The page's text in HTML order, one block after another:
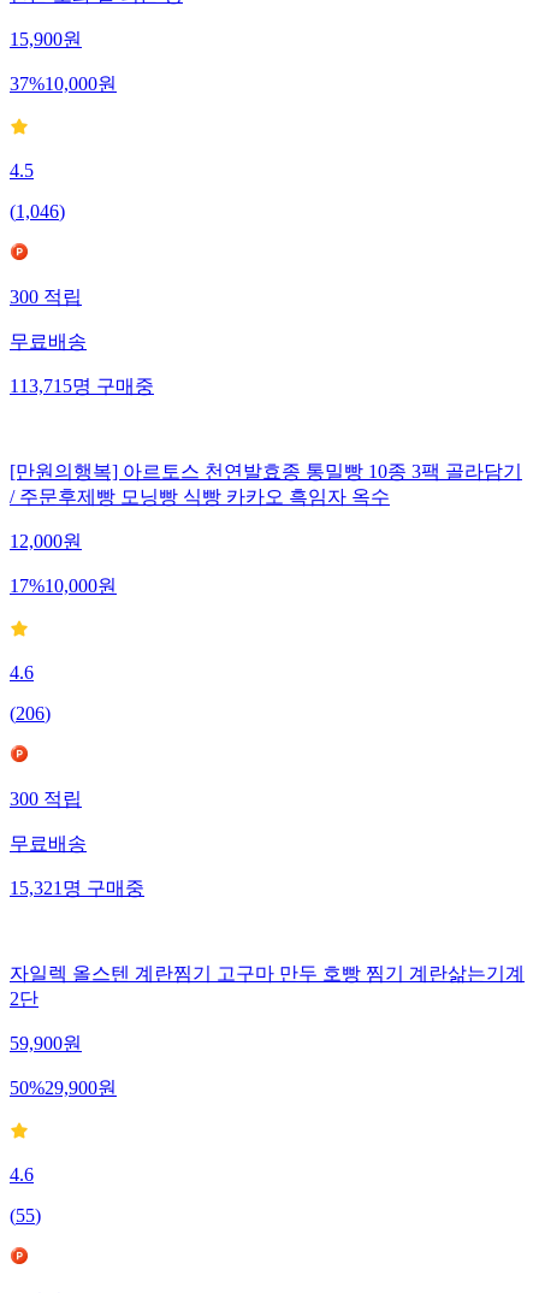
15,900원
37%10,000원
4.5
(1,046)
300적립
무료배송
113,715명구매중
[만원의행복] 아르토스 천연발효종 통밀빵 10종 3팩 골라담기
/ 주문후제빵 모닝빵 식빵 카카오 흑임자 옥수
12,000원
17%10,000원
4.6
(206)
300적립
무료배송
15,321명구매중
자일렉 올스텐 계란찜기 고구마 만두 호빵 찜기 계란삶는기계
2단
59,900원
50%29,900원
4.6
(55)